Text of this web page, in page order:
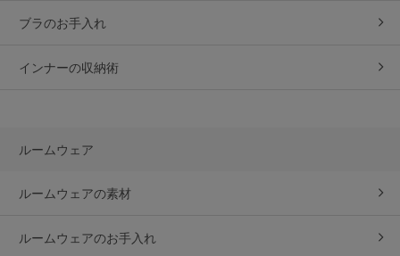
ブラのお手入れ
インナーの収納術
ルームウェア
ルームウェアの素材
ルームウェアのお手入れ